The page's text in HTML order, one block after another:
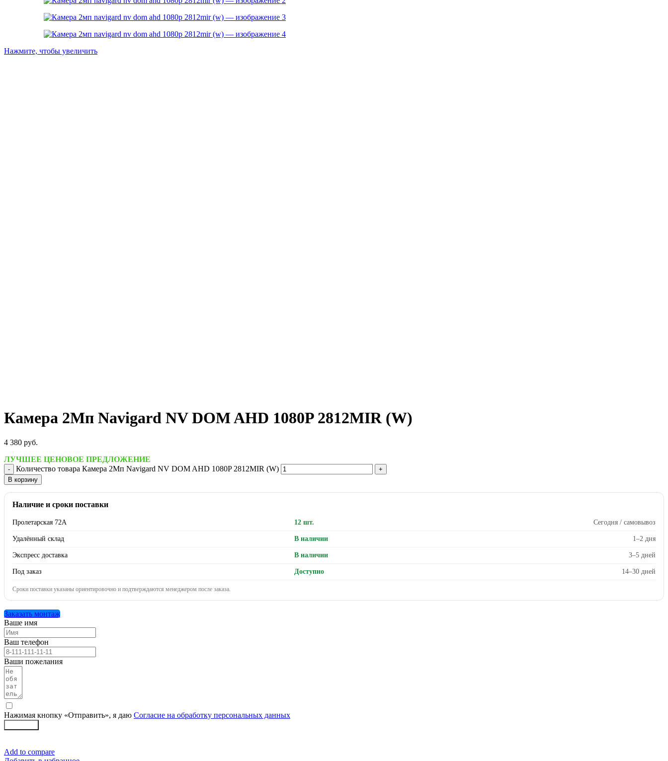
Нажмите, чтобы увеличить
Камера 2Мп Navigard NV DOM AHD 1080P 2812MIR (W)
4 380 руб.
ЛУЧШЕЕ ЦЕНОВОЕ ПРЕДЛОЖЕНИЕ
Количество товара Камера 2Мп Navigard NV DOM AHD 1080P 2812MIR (W)
В корзину
Наличие и сроки поставки
Пролетарская 72А 12 шт. Сегодня / самовывоз
Удалённый склад В наличии 1–2 дня
Экспресс доставка В наличии 3–5 дней
Под заказ Доступно 14–30 дней
Сроки поставки указаны ориентировочно и подтверждаются менеджером после заказа.
Заказать монтаж
Ваше имя
Ваш телефон
Ваши пожелания
Нажимая кнопку «Отправить», я даю Согласие на обработку персональных данных
Add to compare